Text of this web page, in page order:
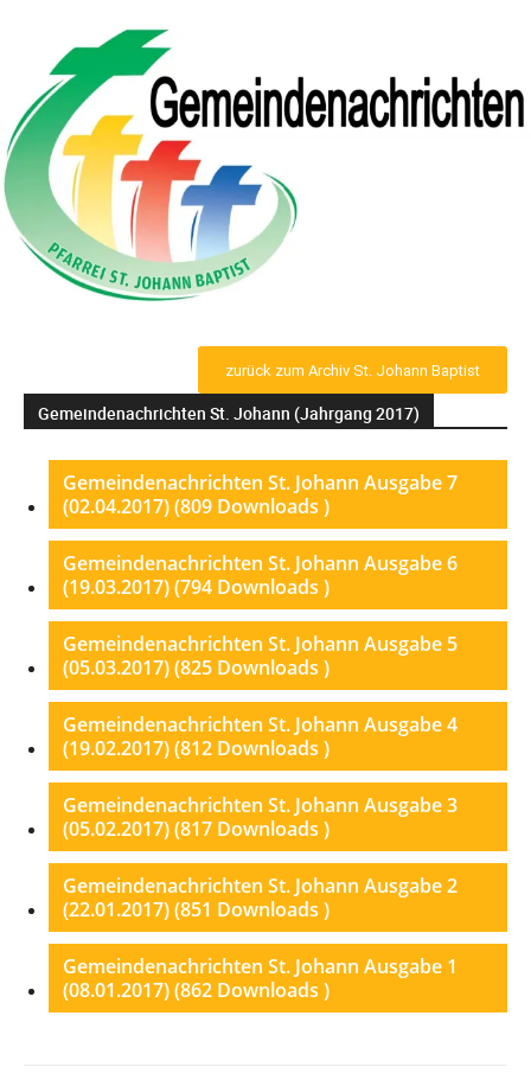
zurück zum Archiv St. Johann Baptist
Gemeindenachrichten St. Johann (Jahrgang 2017)
Gemeindenachrichten St. Johann Ausgabe 7
(02.04.2017) (809 Downloads )
Gemeindenachrichten St. Johann Ausgabe 6
(19.03.2017) (794 Downloads )
Gemeindenachrichten St. Johann Ausgabe 5
(05.03.2017) (825 Downloads )
Gemeindenachrichten St. Johann Ausgabe 4
(19.02.2017) (812 Downloads )
Gemeindenachrichten St. Johann Ausgabe 3
(05.02.2017) (817 Downloads )
Gemeindenachrichten St. Johann Ausgabe 2
(22.01.2017) (851 Downloads )
Gemeindenachrichten St. Johann Ausgabe 1
(08.01.2017) (862 Downloads )